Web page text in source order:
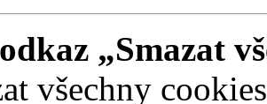
„Smazat
všechny